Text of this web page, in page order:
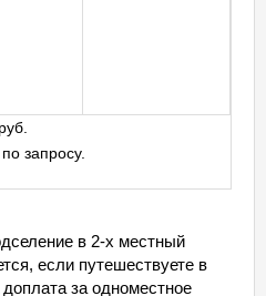
запросу.
в 2-х местный
если путешествуете в
за одноместное